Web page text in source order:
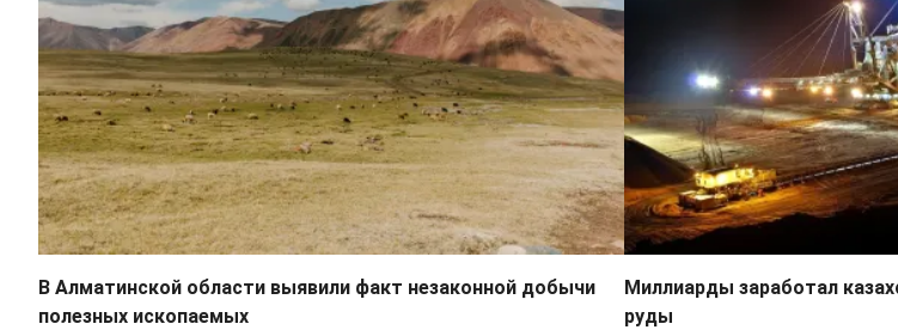
В Алматинской области выявили факт незаконной добычи
полезных ископаемых
Миллиарды заработал
руды